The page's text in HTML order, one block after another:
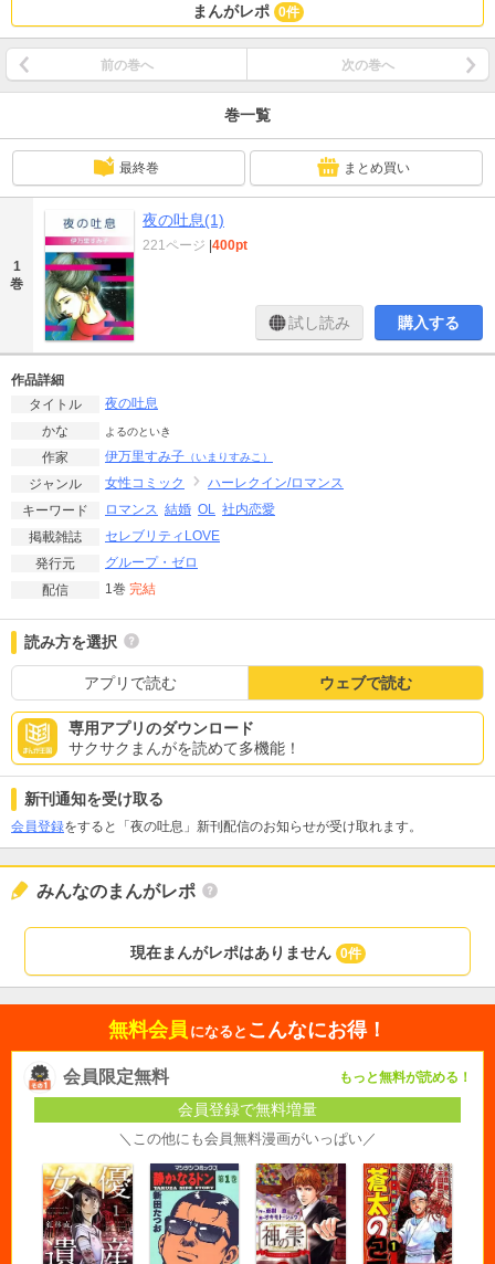
まんがレポ 0件
前の巻へ 次の巻へ
巻一覧
最終巻 まとめ買い
1
巻
夜の吐息(1)
221ページ |400pt
試し読み 購入する
作品詳細
タイトル
夜の吐息
かな
よるのといき
作家 伊万里すみ子 （いまりすみこ）
ジャンル 女性コミック
ハーレクイン/ロマンス
キーワード
ロマンス 結婚 OL 社内恋愛
掲載雑誌
セレブリティLOVE
発行元
グループ・ゼロ
配信
1巻 完結
読み方を選択
アプリで読む ウェブで読む
専用アプリのダウンロード
サクサクまんがを読めて多機能！
新刊通知を受け取る
会員登録をすると「夜の吐息」新刊配信のお知らせが受け取れます。
みんなのまんがレポ
現在まんがレポはありません 0件
無料会員 になると こんなにお得！
会員限定無料 もっと無料が読める！
会員登録で無料増量
＼この他にも会員無料漫画がいっぱい／